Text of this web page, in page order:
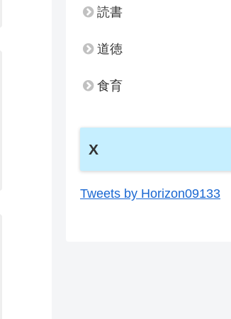
読書
道徳
食育
X
Tweets by Horizon09133